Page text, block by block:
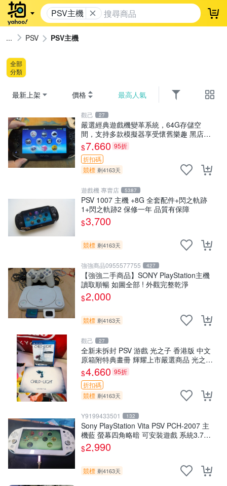
PSV主機 登
PSV PSV主機
全部
分類
最新上架 價格 最高人氣
觀己 27
嚴選經典遊戲機變革系統，64G存儲空
間，支持多款模擬器享受懷舊樂趣 黑店版
PSV 游戲 模擬器
$7,660 95折
折扣碼
競標 剩4163天
遊戲機 專賣店 5387
PSV 1007 主機 +8G 全套配件+閃之軌跡
1+閃之軌跡2 保修一年 品質有保障
$3,700
競標 剩4163天
強強商品0955577755 427
【強強二手商品】SONY PlayStation主機
讀取順暢 如圖全部 ! 外觀完整乾淨
$2,000
競標 剩4163天
觀己 27
全新未拆封 PSV 游戲 光之子 香港版 中文
原箱附特典畫冊 輝耀上市嚴選商品 光之子
港版 PSV 特典畫冊
$4,660 95折
折扣碼
競標 剩4163天
Y9199433501 132
Sony PlayStation Vita PSV PCH-2007 主
機藍 螢幕四角略暗 可安裝遊戲 系統3.74
書
$2,990
競標 剩4163天